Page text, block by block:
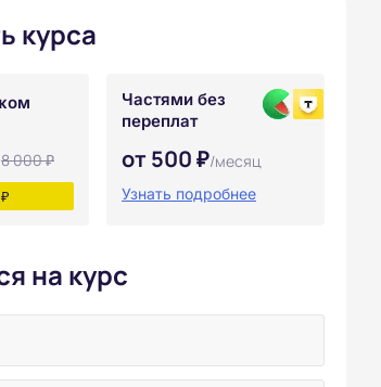
курса
8 000 ₽
Частями без
переплат
от 500 ₽/месяц
Узнать подробнее
на курс